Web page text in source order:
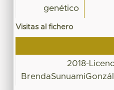
genético
Visitas al fichero
2018-